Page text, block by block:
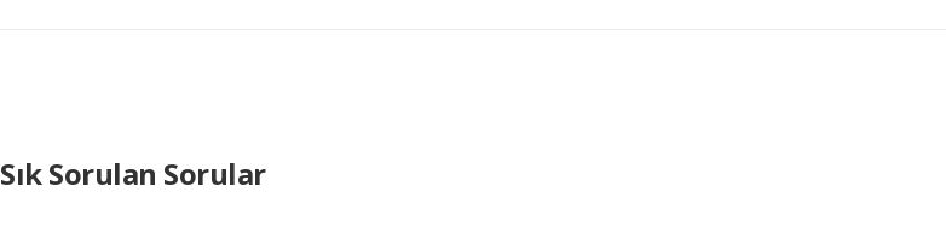
Sık Sorulan Sorular